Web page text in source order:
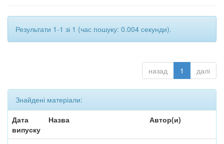
Результати 1-1 зі 1 (час пошуку: 0.004 секунди).
назад 1 далі
Знайдені матеріали:
Дата
випуску
Назва Автор(и)